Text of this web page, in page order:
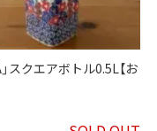
」スクエアボトル0.5L【お